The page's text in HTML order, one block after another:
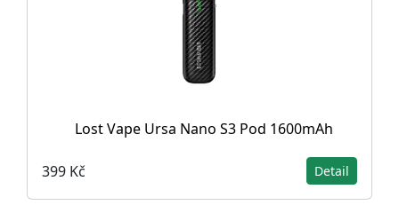
Lost Vape Ursa Nano S3 Pod 1600mAh
399 Kč Detail